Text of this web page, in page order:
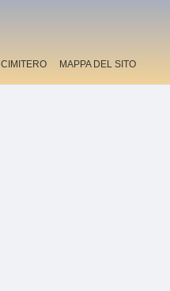
CIMITERO MAPPA DEL SITO